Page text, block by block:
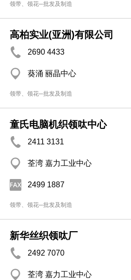
领带、领花─批发及制造
高柏实业(亚洲)有限公司
2690 4433
葵涌 丽晶中心
领带、领花─批发及制造
童氏电脑机织领呔中心
2411 3131
荃湾 嘉力工业中心
2499 1887
领带、领花─批发及制造
新华丝织领呔厂
2492 7070
荃湾 嘉力工业中心